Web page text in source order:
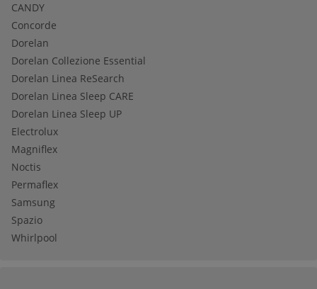
CANDY
Concorde
Dorelan
Dorelan Collezione Essential
Dorelan Linea ReSearch
Dorelan Linea Sleep CARE
Dorelan Linea Sleep UP
Electrolux
Magniflex
Noctis
Permaflex
Samsung
Spazio
Whirlpool